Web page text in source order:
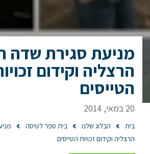
מניעת סגירת שדה
הרצליה וקידום
הטייסים
20 במאי, 2014
בית הבלוג שלנו בית ספר לטיסה
הרצליה וקידום זכויות הטייסים